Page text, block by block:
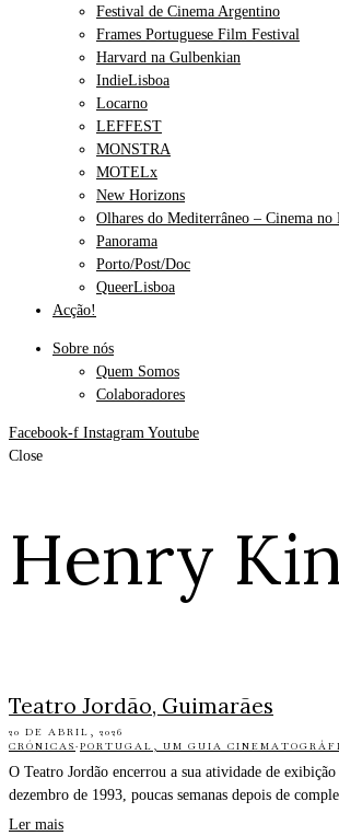
Festival de Cinema Argentino
Frames Portuguese Film Festival
Harvard na Gulbenkian
IndieLisboa
Locarno
LEFFEST
MONSTRA
MOTELx
New Horizons
Olhares do Mediterrâneo – Cinema no
Panorama
Porto/Post/Doc
QueerLisboa
Acção!
Sobre nós
Quem Somos
Colaboradores
Facebook-f Instagram Youtube
Close
Henry
Teatro Jordão, Guimarães
20 DE ABRIL, 2026
CRÓNICAS·PORTUGAL, UM GUIA
O Teatro Jordão encerrou a sua atividade de
dezembro de 1993, poucas semanas depois de
Ler mais